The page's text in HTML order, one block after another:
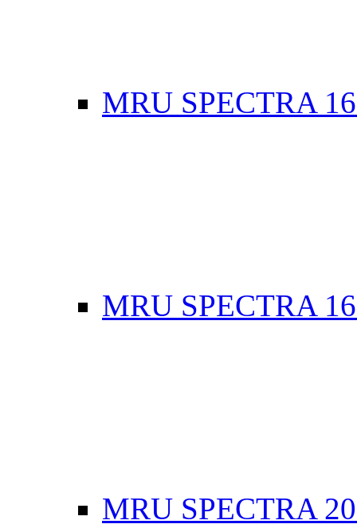
MRU SPECTRA
MRU SPECTRA
MRU SPECTRA